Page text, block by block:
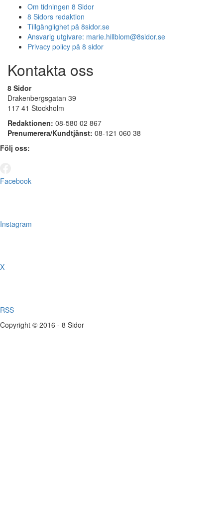
Om tidningen 8 Sidor
8 Sidors redaktion
Tillgänglighet på 8sidor.se
Ansvarig utgivare: marie.hillblom@8sidor.se
Privacy policy på 8 sidor
Kontakta oss
8 Sidor
Drakenbergsgatan 39
117 41 Stockholm
Redaktionen: 08-580 02 867
Prenumerera/Kundtjänst: 08-121 060 38
Följ oss:
Facebook
Instagram
X
RSS
Copyright © 2016 - 8 Sidor